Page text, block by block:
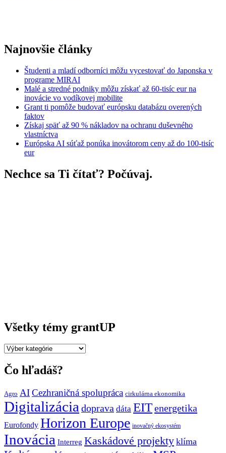
Najnovšie články
Študenti a mladí odborníci môžu vycestovať do Japonska v
programe MIRAI
Malé a stredné podniky môžu získať až 60-tisíc eur na
inovácie vo vodíkovej mobilite
Grant ti pomôže budovať európsku databázu overených
faktov
Získaj späť až 90 % nákladov na ochranu duševného
vlastníctva
Európska AI súťaž ponúka inovátorom ceny až do 100-tisíc
eur
Nechce sa Ti čítať? Počúvaj.
Všetky témy grantUP
Všetky
grantUP
Čo hľadáš?
Agro AICezhraničná spolupráca cirkulárna ekonomika
Digitalizácia doprava dáta EITenergetika
Eurofondy Horizon Europe inovačný ekosystém
Inovácia Interreg Kaskádové projekty klíma